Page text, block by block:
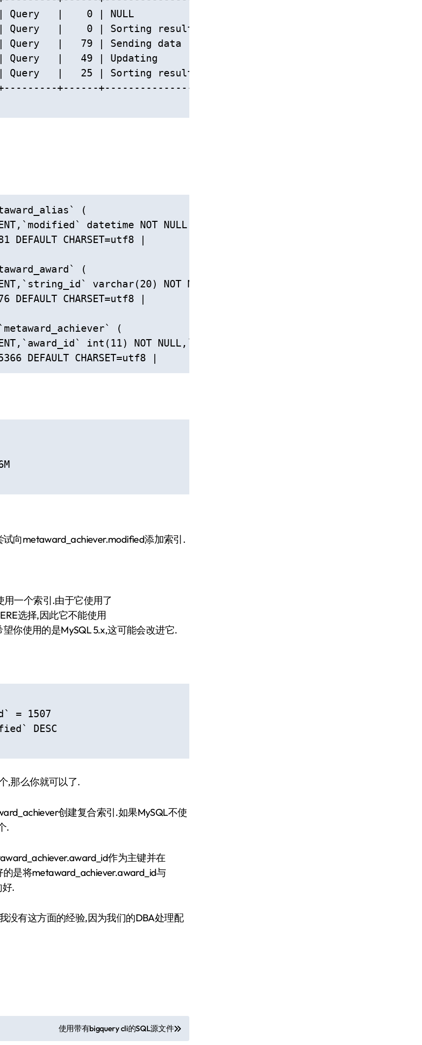
| Query   |    0 | NULL           | show processlist
|    0 | Sorting result | SELECT
|   79 | Sending data   | SELECT
|   49 | Updating       | UPDATE `metaward_alias` SET
|   25 | Sorting result | SELECT
+---------+------+----------------
(
datetime NOT NULL,`created` datetime NOT
DEFAULT CHARSET=utf8 |
(
varchar(20) NOT NULL,`owner_id` int(11) NOT
DEFAULT CHARSET=utf8 |
(
int(11) NOT NULL,`alias_id` int(11) NOT NULL,`count`
DEFAULT CHARSET=utf8 |
向metaward_achiever.modified添加索引.
用一个索引.由于它使用了
选择,因此它不能使用
你使用的是MySQL 5.x,这可能会改进它.
= 1507
DESC
,那么你就可以了.
创建复合索引.如果MySQL不使
.
作为主键并在
是将metaward_achiever.award_id与
.
没有这方面的经验,因为我们的DBA处理配
使用带有bigquery cli的SQL源文件